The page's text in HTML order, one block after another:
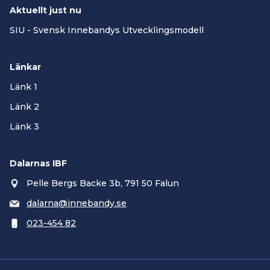
Aktuellt just nu
SIU - Svensk Innebandys Utvecklingsmodell
Länkar
Länk 1
Länk 2
Länk 3
Dalarnas IBF
Pelle Bergs Backe 3b, 791 50 Falun
dalarna@innebandy.se
023-454 82